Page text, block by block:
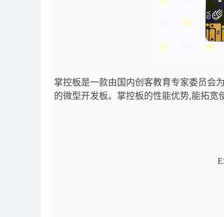
掌控板是一款由国内创客教育专家委员会
的微型开发板。掌控板的性能优势,能拓